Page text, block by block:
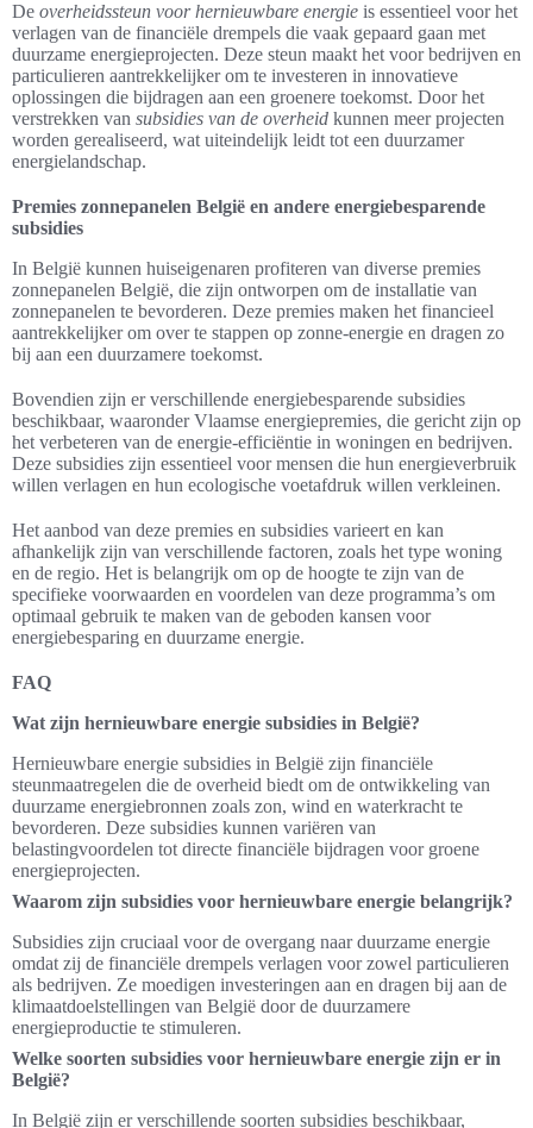
De overheidssteun voor hernieuwbare energie is essentieel voor het
verlagen van de financiële drempels die vaak gepaard gaan met
duurzame energieprojecten. Deze steun maakt het voor bedrijven en
particulieren aantrekkelijker om te investeren in innovatieve
oplossingen die bijdragen aan een groenere toekomst. Door het
verstrekken van subsidies van de overheid kunnen meer projecten
worden gerealiseerd, wat uiteindelijk leidt tot een duurzamer
energielandschap.
Premies zonnepanelen België en andere energiebesparende
subsidies
In België kunnen huiseigenaren profiteren van diverse premies
zonnepanelen België, die zijn ontworpen om de installatie van
zonnepanelen te bevorderen. Deze premies maken het financieel
aantrekkelijker om over te stappen op zonne-energie en dragen zo
bij aan een duurzamere toekomst.
Bovendien zijn er verschillende energiebesparende subsidies
beschikbaar, waaronder Vlaamse energiepremies, die gericht zijn op
het verbeteren van de energie-efficiëntie in woningen en bedrijven.
Deze subsidies zijn essentieel voor mensen die hun energieverbruik
willen verlagen en hun ecologische voetafdruk willen verkleinen.
Het aanbod van deze premies en subsidies varieert en kan
afhankelijk zijn van verschillende factoren, zoals het type woning
en de regio. Het is belangrijk om op de hoogte te zijn van de
specifieke voorwaarden en voordelen van deze programma’s om
optimaal gebruik te maken van de geboden kansen voor
energiebesparing en duurzame energie.
FAQ
Wat zijn hernieuwbare energie subsidies in België?
Hernieuwbare energie subsidies in België zijn financiële
steunmaatregelen die de overheid biedt om de ontwikkeling van
duurzame energiebronnen zoals zon, wind en waterkracht te
bevorderen. Deze subsidies kunnen variëren van
belastingvoordelen tot directe financiële bijdragen voor groene
energieprojecten.
Waarom zijn subsidies voor hernieuwbare energie belangrijk?
Subsidies zijn cruciaal voor de overgang naar duurzame energie
omdat zij de financiële drempels verlagen voor zowel particulieren
als bedrijven. Ze moedigen investeringen aan en dragen bij aan de
klimaatdoelstellingen van België door de duurzamere
energieproductie te stimuleren.
Welke soorten subsidies voor hernieuwbare energie zijn er in
België?
In België zijn er verschillende soorten subsidies beschikbaar,